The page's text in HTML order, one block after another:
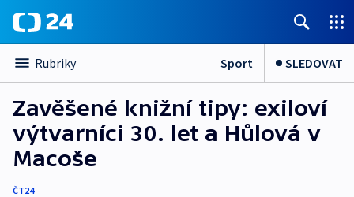
Rubriky Sport SLEDOVAT
Zavěšené knižní tipy: exiloví
výtvarníci 30. let a Hůlová v
Macoše
ČT24